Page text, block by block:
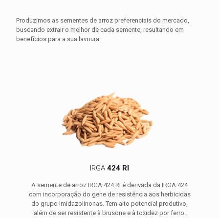
Produzimos as sementes de arroz preferenciais do mercado,
buscando extrair o melhor de cada semente, resultando em
benefícios para a sua lavoura.
IRGA 424 RI
A semente de arroz IRGA 424 RI é derivada da IRGA 424
com incorporação do gene de resistência aos herbicidas
do grupo Imidazolinonas. Tem alto potencial produtivo,
além de ser resistente à brusone e à toxidez por ferro.